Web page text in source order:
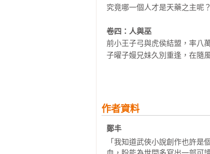
究竟哪一個人才是天藥之主呢？
卷四：人與巫
前小王子弓與虎侯結盟，率八
子曜子嫚兄妹久別重逢，在隨
卷五：巫之王
成為天巫的大巫䐨終於回歸天
婦好得鬼童和醜方之助，決心
留在天邑商的小巫子載盡心救
子曜則與魚婦和蛇族結盟，趕
作者資料
鄭丰
「我知道武俠小說創作也許